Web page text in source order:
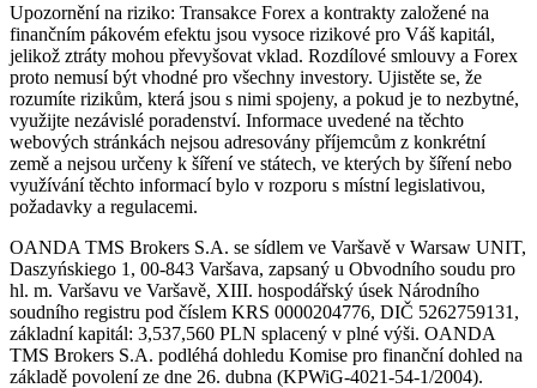
Upozornění na riziko: Transakce Forex a kontrakty založené na
finančním pákovém efektu jsou vysoce rizikové pro Váš kapitál,
jelikož ztráty mohou převyšovat vklad. Rozdílové smlouvy a Forex
proto nemusí být vhodné pro všechny investory. Ujistěte se, že
rozumíte rizikům, která jsou s nimi spojeny, a pokud je to nezbytné,
využijte nezávislé poradenství. Informace uvedené na těchto
webových stránkách nejsou adresovány příjemcům z konkrétní
země a nejsou určeny k šíření ve státech, ve kterých by šíření nebo
využívání těchto informací bylo v rozporu s místní legislativou,
požadavky a regulacemi.
OANDA TMS Brokers S.A. se sídlem ve Varšavě v Warsaw UNIT,
Daszyńskiego 1, 00-843 Varšava, zapsaný u Obvodního soudu pro
hl. m. Varšavu ve Varšavě, XIII. hospodářský úsek Národního
soudního registru pod číslem KRS 0000204776, DIČ 5262759131,
základní kapitál: 3,537,560 PLN splacený v plné výši. OANDA
TMS Brokers S.A. podléhá dohledu Komise pro finanční dohled na
základě povolení ze dne 26. dubna (KPWiG-4021-54-1/2004).